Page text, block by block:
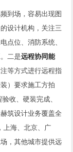
到场，容易出现图
设计机构，关注三
点位、消防系统、
二是远程协同能
等方式进行远程指
）要求施工方拍
验收、硬装完成、
筑设计业务覆盖全
上海、北京、广
，其他城市提供远